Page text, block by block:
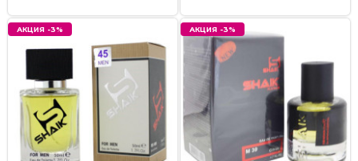
АКЦИЯ -3% АКЦИЯ -3%